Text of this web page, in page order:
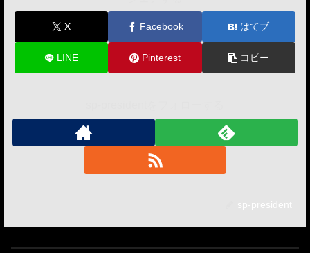
X Facebook はてブ
LINE Pinterest コピー
sp-president